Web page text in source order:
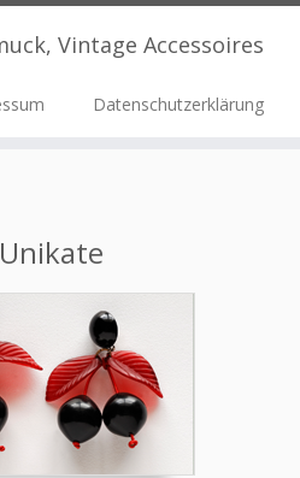
Vintage Accessoires
Datenschutzerklärung